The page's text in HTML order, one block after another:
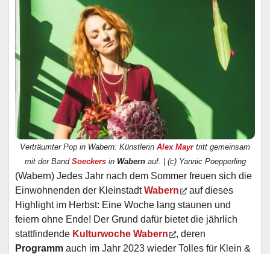
Verträumter Pop in Wabern: Künstlerin Alex Mayrtritt gemeinsam
mit der Band Soeckersin Wabernauf. | (c) Yannic Poepperling
(Wabern) Jedes Jahr nach dem Sommer freuen sich die
Einwohnenden der KleinstadtWabern
auf dieses
Highlight im Herbst: Eine Woche lang staunen und
feiern ohne Ende! Der Grund dafür bietet die jährlich
stattfindende Kulturwoche Wabern
, deren
Programm auch im Jahr 2023 wieder Tolles für Klein &